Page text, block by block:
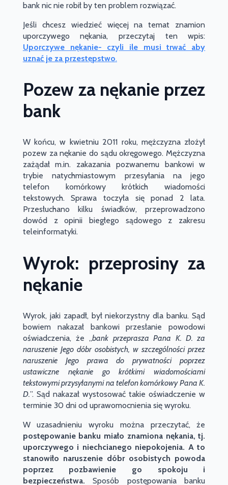
bank nic nie robił by ten problem rozwiązać.
Jeśli chcesz wiedzieć więcej na temat znamion
uporczywego nękania, przeczytaj ten wpis:
Uporczywe nękanie- czyli ile musi trwać aby
uznać je za przestępstwo.
Pozew za nękanie przez
bank
W końcu, w kwietniu 2011 roku, mężczyzna złożył
pozew za nękanie do sądu okręgowego. Mężczyzna
zażądał m.in. zakazania pozwanemu
bankowiw
trybie natychmiastowym przesyłania na jego
telefon komórkowy krótkich wiadomości
tekstowych. Sprawa toczyła się ponad 2 lata.
Przesłuchano kilku świadków, przeprowadzono
dowód z opinii biegłego sądowego z zakresu
teleinformatyki.
Wyrok: przeprosiny za
nękanie
Wyrok, jaki zapadł, był niekorzystny dla banku. Sąd
bowiem nakazał bankowi przesłanie powodowi
oświadczenia, że „bank przeprasza Pana K. D. za
naruszenie Jego dóbr osobistych, w szczególności przez
naruszenie Jego prawa do prywatności poprzez
ustawiczne nękanie go krótkimi wiadomościami
tekstowymi przysyłanymi na telefon komórkowy PanaK.
D.”. Sąd nakazał wystosować takie oświadczenie w
terminie 30 dni od uprawomocnienia się wyroku.
W uzasadnieniu wyroku można przeczytać, że
postępowanie banku miało znamiona nękania, tj.
uporczywego i niechcianego niepokojenia. A to
stanowiło naruszenie dóbr osobistych powoda
poprzez pozbawienie go spokoju i
bezpieczeństwa. Sposób postępowania banku